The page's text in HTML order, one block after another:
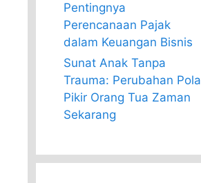
Pentingnya
Perencanaan Pajak
dalam Keuangan Bisnis
Sunat Anak Tanpa
Trauma: Perubahan Pola
Pikir Orang Tua Zaman
Sekarang